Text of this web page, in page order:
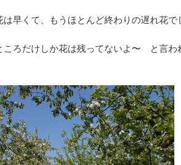
早くて、もうほとんど終わりの遅れ花で
ころだけしか花は残ってないよ〜 と言わ